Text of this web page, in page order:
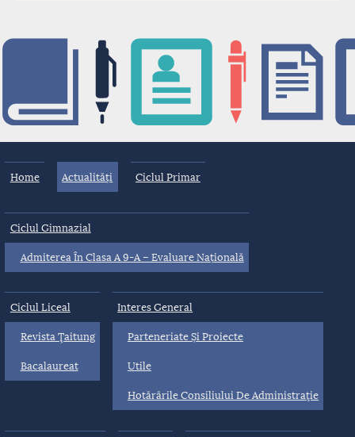
Home Actualități Ciclul Primar
Ciclul Gimnazial
Admiterea În Clasa A 9-A – Evaluare Națională
Ciclul Liceal
Revista Ţaitung
Bacalaureat
Interes General
Parteneriate Și Proiecte
Utile
Hotărârile Consiliului De Administraţie